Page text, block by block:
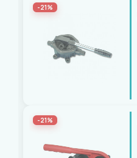
-21%
-21%